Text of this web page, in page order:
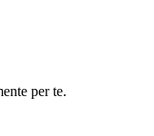
per te.